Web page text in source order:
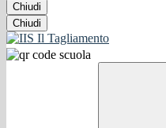
Chiudi
Chiudi